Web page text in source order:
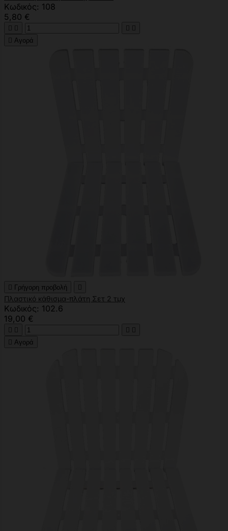
Κωδικός: 108
5,80 €
   
 Αγορά
 Γρήγορη προβολή 
Πλαστικό κάθισμα-πλάτη Σετ 2 τμχ
Κωδικός: 102.6
19,00 €
   
 Αγορά